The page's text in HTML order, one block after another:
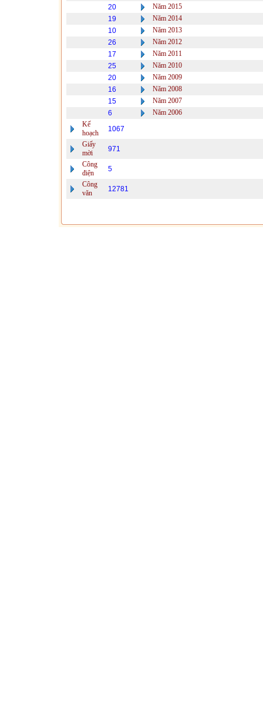
20
Năm 2015
19
Năm 2014
10
Năm 2013
26
Năm 2012
17
Năm 2011
25
Năm 2010
20
Năm 2009
16
Năm 2008
15
Năm 2007
6
Năm 2006
Kế
hoạch
1067
Giấy
mời
971
Công
điện
5
Công
văn
12781